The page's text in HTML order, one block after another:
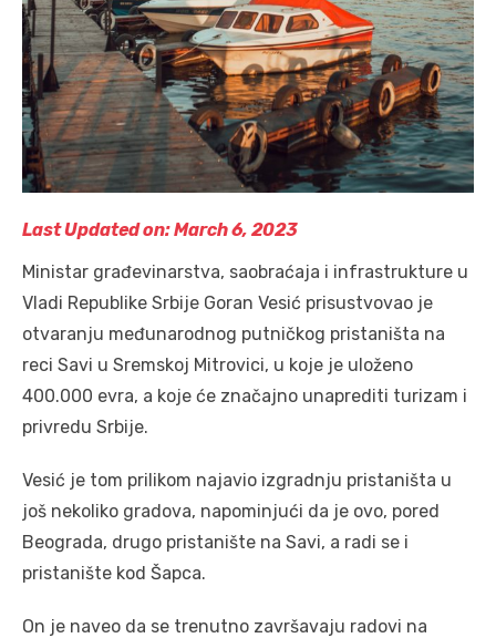
Last Updated on: March 6, 2023
Ministar građevinarstva, saobraćaja i infrastrukture u
Vladi Republike Srbije Goran Vesić prisustvovao je
otvaranju međunarodnog putničkog pristaništa na
reci Savi u Sremskoj Mitrovici, u koje je uloženo
400.000 evra, a koje će značajno unaprediti turizam i
privredu Srbije.
Vesić je tom prilikom najavio izgradnju pristaništa u
još nekoliko gradova, napominjući da je ovo, pored
Beograda, drugo pristanište na Savi, a radi se i
pristanište kod Šapca.
On je naveo da se trenutno završavaju radovi na